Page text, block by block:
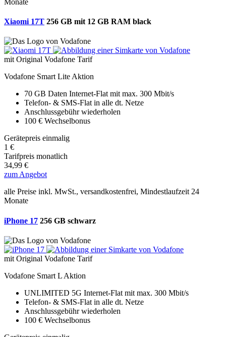
Xiaomi 17T 256 GB mit 12 GB RAM black
mit Original Vodafone Tarif
Vodafone Smart Lite Aktion
70 GB Daten Internet-Flat mit max. 300 Mbit/s
Telefon- & SMS-Flat in alle dt. Netze
Anschlussgebühr wiederholen
100 € Wechselbonus
Gerätepreis einmalig
1 €
Tarifpreis monatlich
34,99 €
zum Angebot
alle Preise inkl. MwSt., versandkostenfrei, Mindestlaufzeit 24
Monate
iPhone 17 256 GB schwarz
mit Original Vodafone Tarif
Vodafone Smart L Aktion
UNLIMITED 5G Internet-Flat mit max. 300 Mbit/s
Telefon- & SMS-Flat in alle dt. Netze
Anschlussgebühr wiederholen
100 € Wechselbonus